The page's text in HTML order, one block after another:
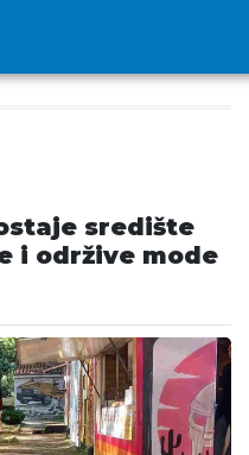
središte
i održive mode